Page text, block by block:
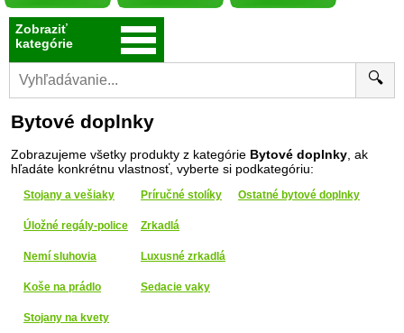
Zobraziť
kategórie
🔍
Bytové doplnky
Zobrazujeme všetky produkty z kategórie Bytové doplnky , ak
hľadáte konkrétnu vlastnosť, vyberte si podkategóriu:
Stojany a vešiaky
Úložné regály-police
Nemí sluhovia
Koše na prádlo
Stojany na kvety
Príručné stolíky
Zrkadlá
Luxusné zrkadlá
Sedacie vaky
Ostatné bytové doplnky